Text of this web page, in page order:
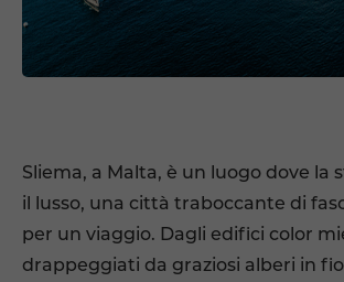
Sliema, a Malta, è un luogo dove la
il lusso, una città traboccante di
per un viaggio. Dagli edifici color
drappeggiati da graziosi alberi in